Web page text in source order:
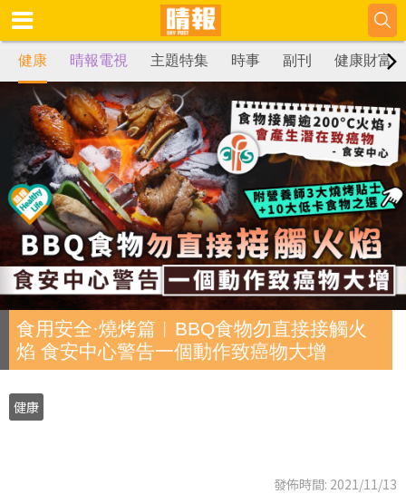
健康 晴報電視 主題特集 時事 副刊 健康財富
食用安全·燒烤篇︳BBQ食物勿直接接觸火
焰 食安中心警告一個動作致癌物大增
健康
發佈時間: 2021/11/13